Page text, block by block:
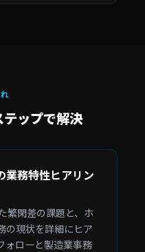
ップで解決
業務特性ヒアリン
繁閑差の課題と、ホ
の現状を詳細にヒア
ォローと製造業事務